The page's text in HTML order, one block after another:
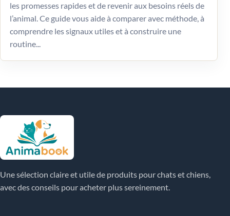
les promesses rapides et de revenir aux besoins réels de
l’animal. Ce guide vous aide à comparer avec méthode, à
comprendre les signaux utiles et à construire une
routine...
Une sélection claire et utile de produits pour chats et chiens,
avec des conseils pour acheter plus sereinement.